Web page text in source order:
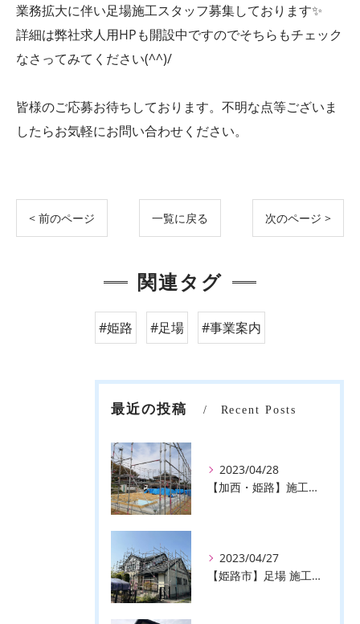
業務拡大に伴い足場施工スタッフ募集しております✨
詳細は弊社求人用HPも開設中ですのでそちらもチェック
なさってみてください(^^)/
皆様のご応募お待ちしております。不明な点等ございま
したらお気軽にお問い合わせください。
< 前のページ 一覧に戻る 次のページ >
関連タグ
#姫路 #足場 #事業案内
最近の投稿 Recent Posts
2023/04/28
【加西・姫路】施工事例のご紹介♪【株式会社ever】
2023/04/27
【姫路市】足場 施工事例のご紹介♪【株式会社ever】